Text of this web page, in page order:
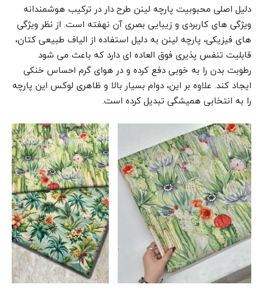
دلیل اصلی محبوبیت پارچه لینن طرح دار در ترکیب هوشمندانه
ویژگی های کاربردی و زیبایی بصری آن نهفته است. از نظر ویژگی
های فیزیکی، پارچه لینن به دلیل استفاده از الیاف طبیعی کتان،
قابلیت تنفس پذیری فوق العاده ای دارد که باعث می شود
رطوبت بدن را به خوبی دفع کرده و در هوای گرم احساس خنکی
ایجاد کند. علاوه بر این، دوام بسیار بالا و ظاهری لوکس این پارچه
را به انتخابی همیشگی تبدیل کرده است.